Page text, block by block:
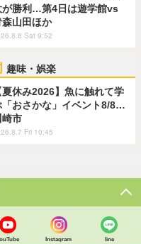
が勝利…第4日は遊学館vs
森山田ほか
Sat 9:52
趣味・娯楽
夏休み2026】魚に触れて学
「おさかな」イベント8/8…
崎市
Fri 10:45
Instagram line